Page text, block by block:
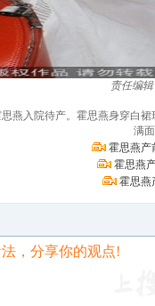
责任编
燕入院待产。霍思燕身穿白
满
霍思燕产
霍思燕
霍思燕